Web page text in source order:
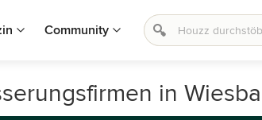
Community
in